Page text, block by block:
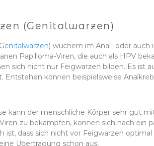
(Genitalwarzen)
wuchern im Anal- oder auch
Papilloma-Viren, die auch als HPV
sich nicht nur Feigwarzen bilden. Es ist
Entstehen können beispielsweise
kann der menschliche Körper sehr gut
zu bekämpfen, können sich nach ein
ist, dass sich nicht vor Feigwarzen
Übertragung schon aus.